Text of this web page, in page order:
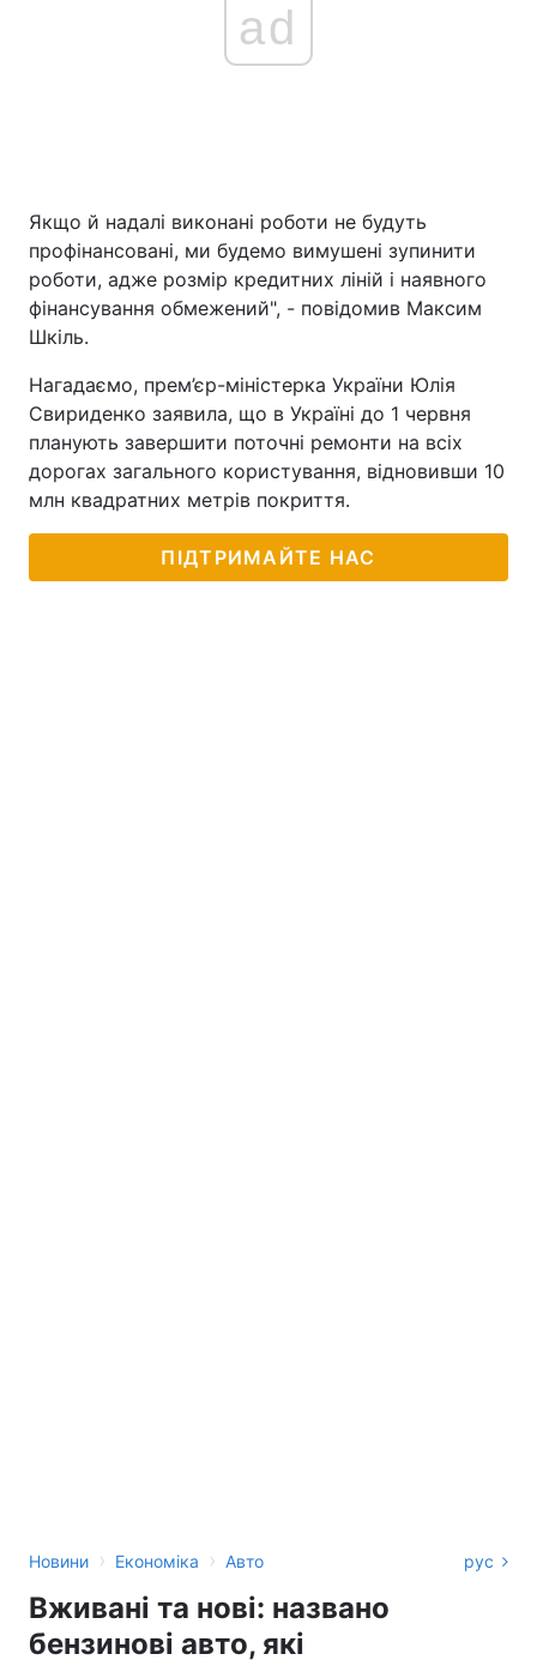
ad
Якщо й надалі виконані роботи не будуть
профінансовані, ми будемо вимушені зупинити
роботи, адже розмір кредитних ліній і наявного
фінансування обмежений", - повідомив Максим
Шкіль.
Нагадаємо, прем’єр-міністерка України Юлія
Свириденко заявила, що в Україні до 1 червня
планують завершити поточні ремонти на всіх
дорогах загального користування, відновивши 10
млн квадратних метрів покриття.
ПІДТРИМАЙТЕ НАС
Новини › Економіка › Авто рус
Вживані та нові: названо
бензинові авто, які